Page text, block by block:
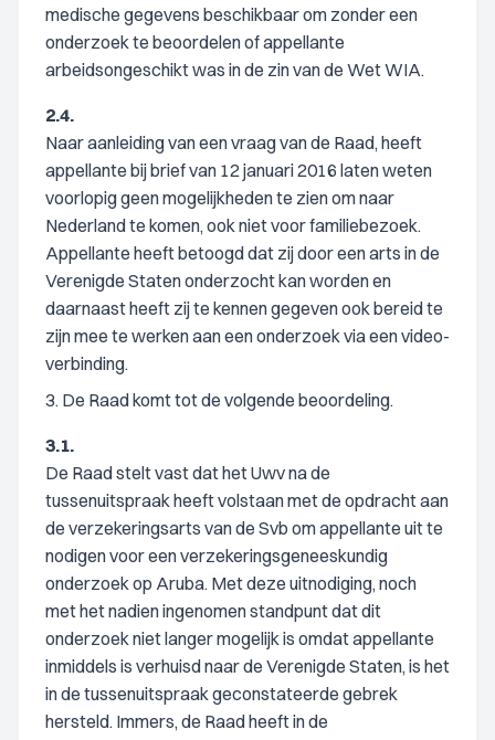
medische gegevens beschikbaar om zonder een
onderzoek te beoordelen of appellante
arbeidsongeschikt was in de zin van de Wet WIA.
2.4.
Naar aanleiding van een vraag van de Raad, heeft
appellante bij brief van 12 januari 2016 laten weten
voorlopig geen mogelijkheden te zien om naar
Nederland te komen, ook niet voor familiebezoek.
Appellante heeft betoogd dat zij door een arts in de
Verenigde Staten onderzocht kan worden en
daarnaast heeft zij te kennen gegeven ook bereid te
zijn mee te werken aan een onderzoek via een video-
verbinding.
3. De Raad komt tot de volgende beoordeling.
3.1.
De Raad stelt vast dat het Uwv na de
tussenuitspraak heeft volstaan met de opdracht aan
de verzekeringsarts van de Svb om appellante uit te
nodigen voor een verzekeringsgeneeskundig
onderzoek op Aruba. Met deze uitnodiging, noch
met het nadien ingenomen standpunt dat dit
onderzoek niet langer mogelijk is omdat appellante
inmiddels is verhuisd naar de Verenigde Staten, is het
in de tussenuitspraak geconstateerde gebrek
hersteld. Immers, de Raad heeft in de